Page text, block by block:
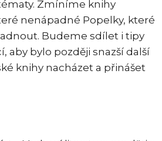
Zmíníme knihy
nenápadné Popelky, které
Budeme sdílet i tipy
aby bylo později snazší další
knihy nacházet a přinášet